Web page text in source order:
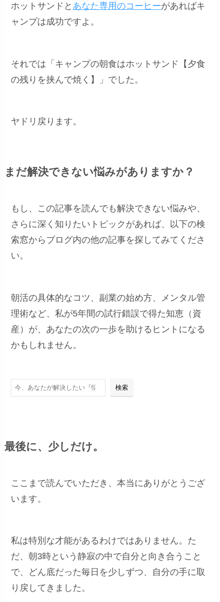
ホットサンドと あなた専用のコーヒーがあればキ
ャンプは成功ですよ。
それでは「キャンプの朝食はホットサンド【夕食
の残りを挟んで焼く】」でした。
ヤドリ戻ります。
まだ解決できない悩みがありますか？
もし、この記事を読んでも解決できない悩みや、
さらに深く知りたいトピックがあれば、以下の検
索窓からブログ内の他の記事を探してみてくださ
い。
朝活の具体的なコツ、副業の始め方、メンタル管
理術など、私が5年間の試行錯誤で得た知恵（資
産）が、あなたの次の一歩を助けるヒントになる
かもしれません。
検索 検索
最後に、少しだけ。
ここまで読んでいただき、本当にありがとうござ
います。
私は特別な才能があるわけではありません。た
だ、朝3時という静寂の中で自分と向き合うこと
で、どん底だった毎日を少しずつ、自分の手に取
り戻してきました。